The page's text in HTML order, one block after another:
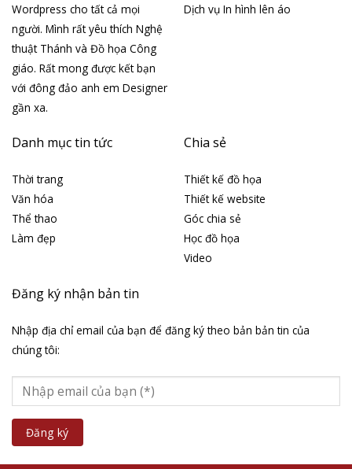
Wordpress cho tất cả mọi
người. Mình rất yêu thích Nghệ
thuật Thánh và Đồ họa Công
giáo. Rất mong được kết bạn
với đông đảo anh em Designer
gần xa.
Dịch vụ In hình lên áo
Danh mục tin tức
Thời trang
Văn hóa
Thể thao
Làm đẹp
Chia sẻ
Thiết kế đồ họa
Thiết kế website
Góc chia sẻ
Học đồ họa
Video
Đăng ký nhận bản tin
Nhập địa chỉ email của bạn để đăng ký theo bản bản tin của
chúng tôi: